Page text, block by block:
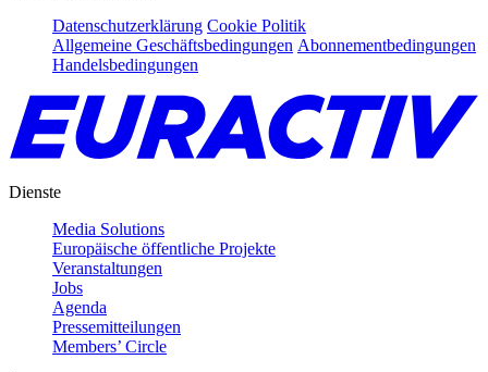
Datenschutzerklärung Cookie Politik
Allgemeine Geschäftsbedingungen Abonnementbedingungen
Handelsbedingungen
Dienste
Media Solutions
Europäische öffentliche Projekte
Veranstaltungen
Jobs
Agenda
Pressemitteilungen
Members’ Circle